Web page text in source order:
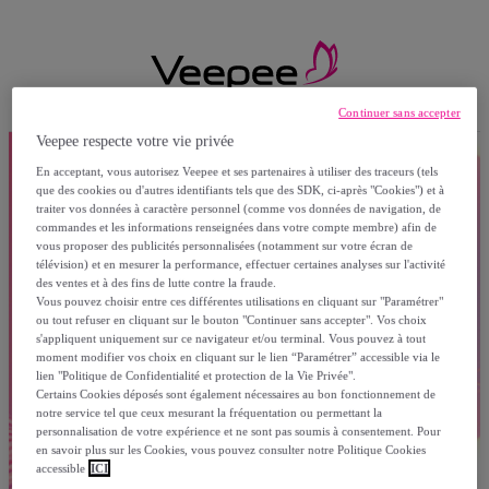
Veepee respecte votre vie privée
En acceptant, vous autorisez Veepee et ses partenaires à utiliser des traceurs (tels
que des cookies ou d'autres identifiants tels que des SDK, ci-après "Cookies") et à
traiter vos données à caractère personnel (comme vos données de navigation, de
commandes et les informations renseignées dans votre compte membre) afin de
vous proposer des publicités personnalisées (notamment sur votre écran de
télévision) et en mesurer la performance, effectuer certaines analyses sur l'activité
des ventes et à des fins de lutte contre la fraude.
Vous pouvez choisir entre ces différentes utilisations en cliquant sur "Paramétrer"
ou tout refuser en cliquant sur le bouton "Continuer sans accepter". Vos choix
s'appliquent uniquement sur ce navigateur et/ou terminal. Vous pouvez à tout
moment modifier vos choix en cliquant sur le lien “Paramétrer” accessible via le
lien "Politique de Confidentialité et protection de la Vie Privée".
Certains Cookies déposés sont également nécessaires au bon fonctionnement de
notre service tel que ceux mesurant la fréquentation ou permettant la
personnalisation de votre expérience et ne sont pas soumis à consentement. Pour
en savoir plus sur les Cookies, vous pouvez consulter notre Politique Cookies
accessible ICI
Continuer sans accepter